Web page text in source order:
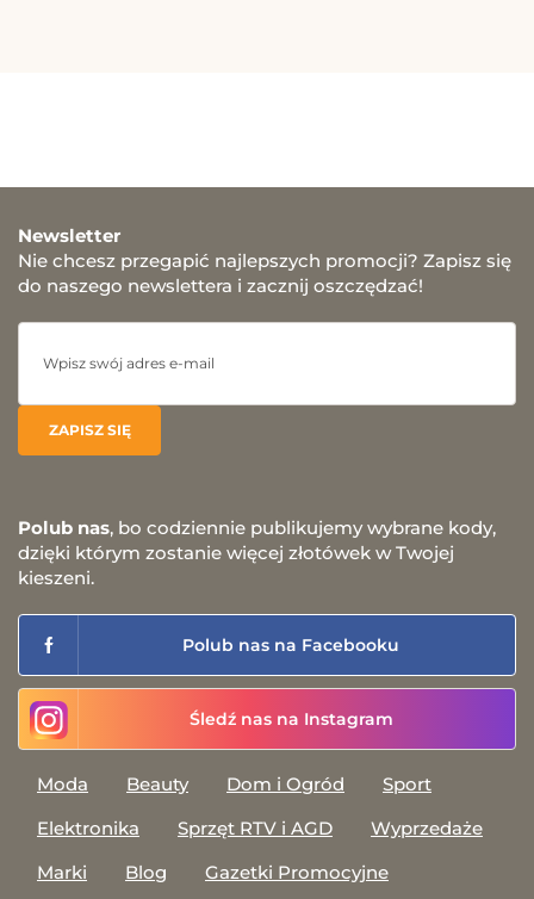
Newsletter
Nie chcesz przegapić najlepszych promocji? Zapisz się
do naszego newslettera i zacznij oszczędzać!
Polub nas, bo codziennie publikujemy wybrane kody,
dzięki którym zostanie więcej złotówek w Twojej
kieszeni.
Polub nas na Facebooku
Śledź nas na Instagram
Moda Beauty Dom i Ogród
Sport
Elektronika
Sprzęt RTV i AGD
Wyprzedaże
Marki
Blog
Gazetki Promocyjne